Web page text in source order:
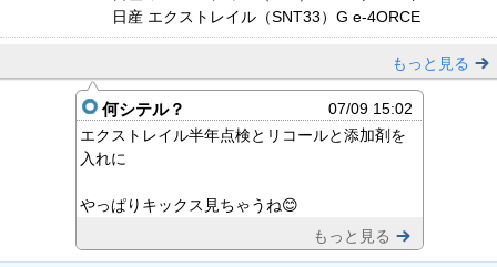
日産 エクストレイル（SNT33）G e-4ORCE
もっと見る
何シテル？
07/09 15:02
エクストレイル半年点検とリコールと添加剤を
入れに
やっぱりキックス見ちゃうね😊
もっと見る